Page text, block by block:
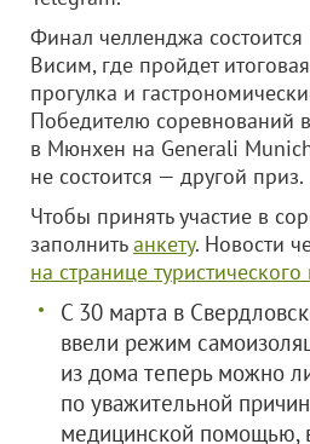
Финал челленджа
Висим, где пройдет
прогулка и
Победителю соревнований
в Мюнхен на Generali
не состоится — другой приз.
Чтобы принять участие в
заполнитьанкету. Новости
на странице туристического
С 30 марта в
ввели режим
из дома теперь можно
по уважительной
медицинской помощью,